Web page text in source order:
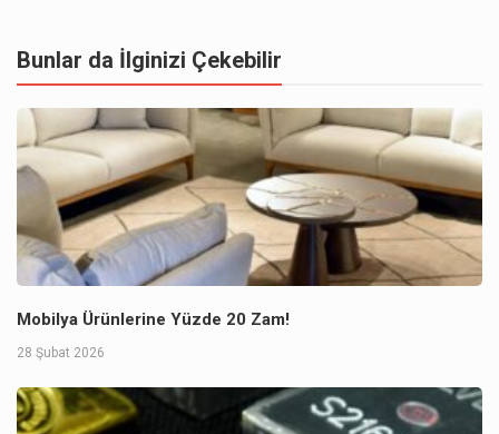
Bunlar da İlginizi Çekebilir
Mobilya Ürünlerine Yüzde 20 Zam!
28 Şubat 2026